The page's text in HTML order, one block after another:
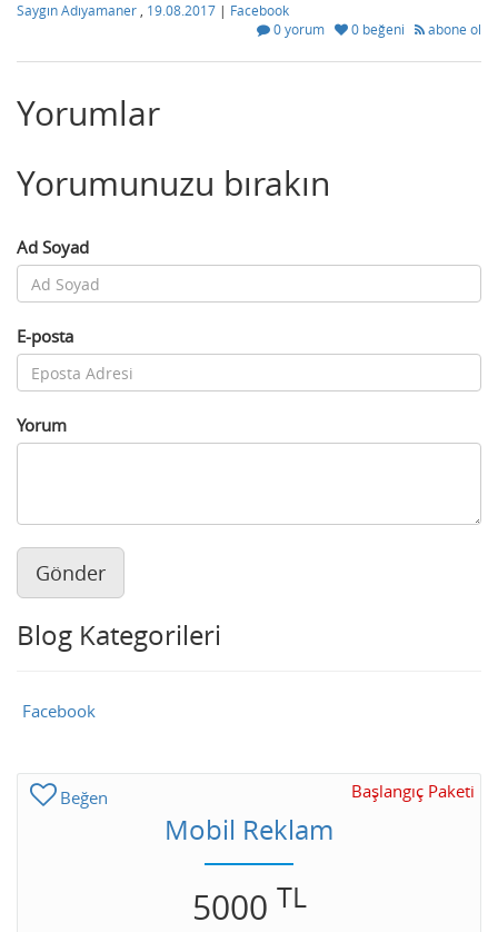
Saygın Adıyamaner 19.08.2017 | Facebook
0 yorum
0 beğeni abone ol
Yorumlar
Yorumunuzu bırakın
Ad Soyad
E-posta
Yorum
Gönder
Blog Kategorileri
Facebook
Beğen Başlangıç Paketi
Mobil Reklam
5000 TL